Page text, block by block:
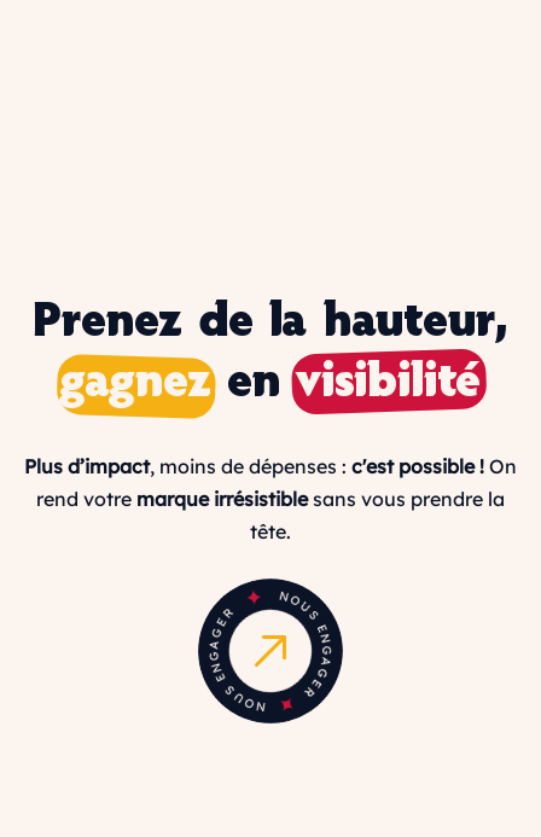
Prenez de la hauteur,
gagnezenvisibilité
Plus d’impact, moins de dépenses : c'est possible ! On
rend votre marque irrésistiblesans vous prendre la
tête.